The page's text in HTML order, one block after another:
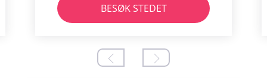
BESØK STEDET